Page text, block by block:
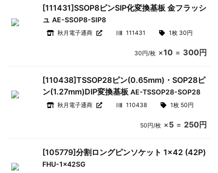
[111431]SSOP8ピンSIP化変換基板 金フラッシ
ュAE-SSOP8-SIP8
秋月電子通商 111431 1枚 30円
30円/枚×10= 300円
[110438]TSSOP28ピン(0.65mm)・SOP28ピ
ン(1.27mm)DIP変換基板AE-TSSOP28-SOP28
秋月電子通商 110438 1枚 50円
50円/枚×5= 250円
[105779]分割ロングピンソケット 1×42 (42P)
FHU-1x42SG